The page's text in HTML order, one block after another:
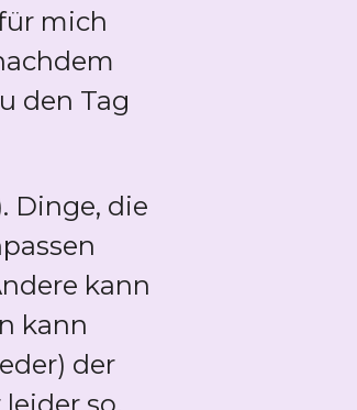
mich
den Tag
Dinge, die
kann
kann
der